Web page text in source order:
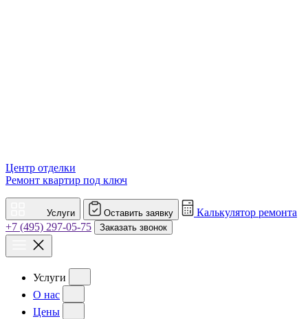
Центр отделки
Ремонт квартир под ключ
Услуги Оставить заявку
Калькулятор ремонта
+7 (495) 297-05-75
Заказать звонок
Услуги
О нас
Цены